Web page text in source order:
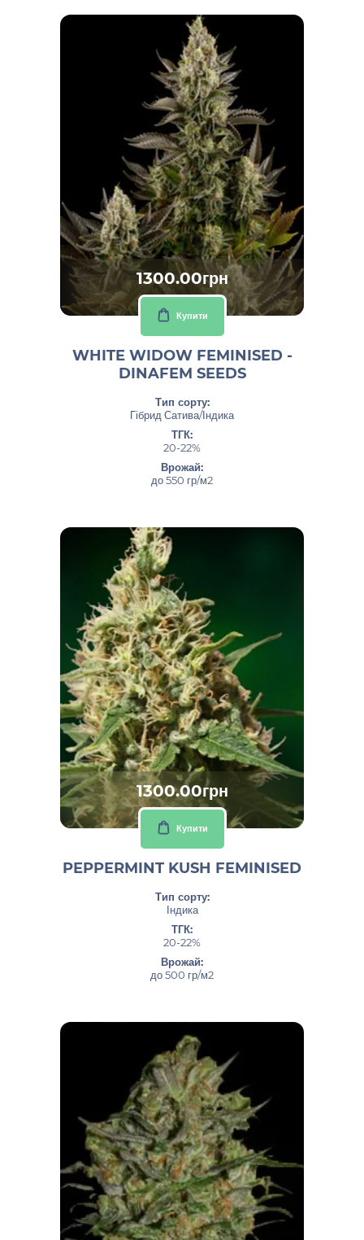
1300.00грн
Купити
WHITE WIDOW FEMINISED -
DINAFEM SEEDS
Тип сорту:
Гібрид Сатива/Індика
ТГК:
20-22%
Врожай:
до 550 гр/м2
1300.00грн
Купити
PEPPERMINT KUSH FEMINISED
Тип сорту:
Індика
ТГК:
20-22%
Врожай:
до 500 гр/м2